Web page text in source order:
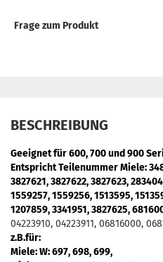
Frage zum Produkt
BESCHREIBUNG
Geeignet für 600, 700 und 900
Entspricht Teilenummer Miele:
3827621, 3827622, 3827623,
1559257, 1559256, 1513595,
1207859, 3341951, 3827625,
04223910, 04223911, 06816000,
z.B.für:
Miele: W: 697, 698, 699,